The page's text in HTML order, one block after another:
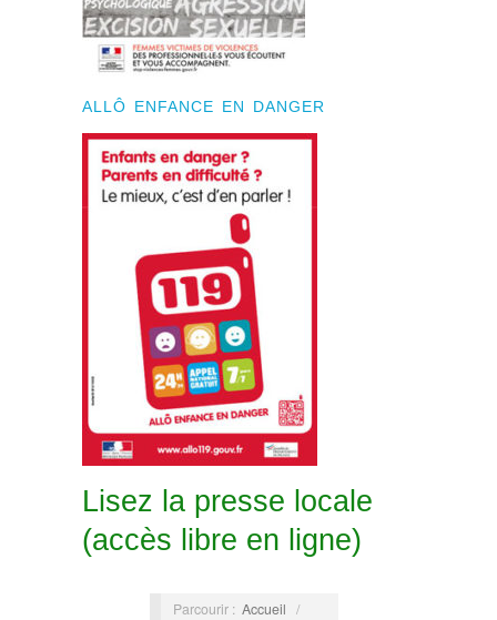
ALLÔ ENFANCE EN DANGER
Lisez la presse locale
(accès libre en ligne)
Parcourir : Accueil /